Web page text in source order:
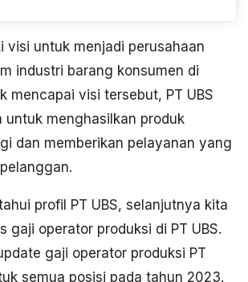
visi untuk menjadi perusahaan
industri barang konsumen di
mencapai visi tersebut, PT UBS
untuk menghasilkan produk
dan memberikan pelayanan yang
profil PT UBS, selanjutnya kita
gaji operator produksi di PT UBS.
gaji operator produksi PT
semua posisi pada tahun 2023.